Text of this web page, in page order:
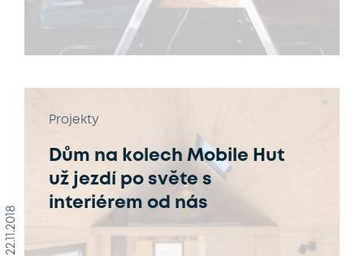
Projekty
Dům na kolech Mobile Hut
už jezdí po světe s
interiérem od nás
22.11.2018